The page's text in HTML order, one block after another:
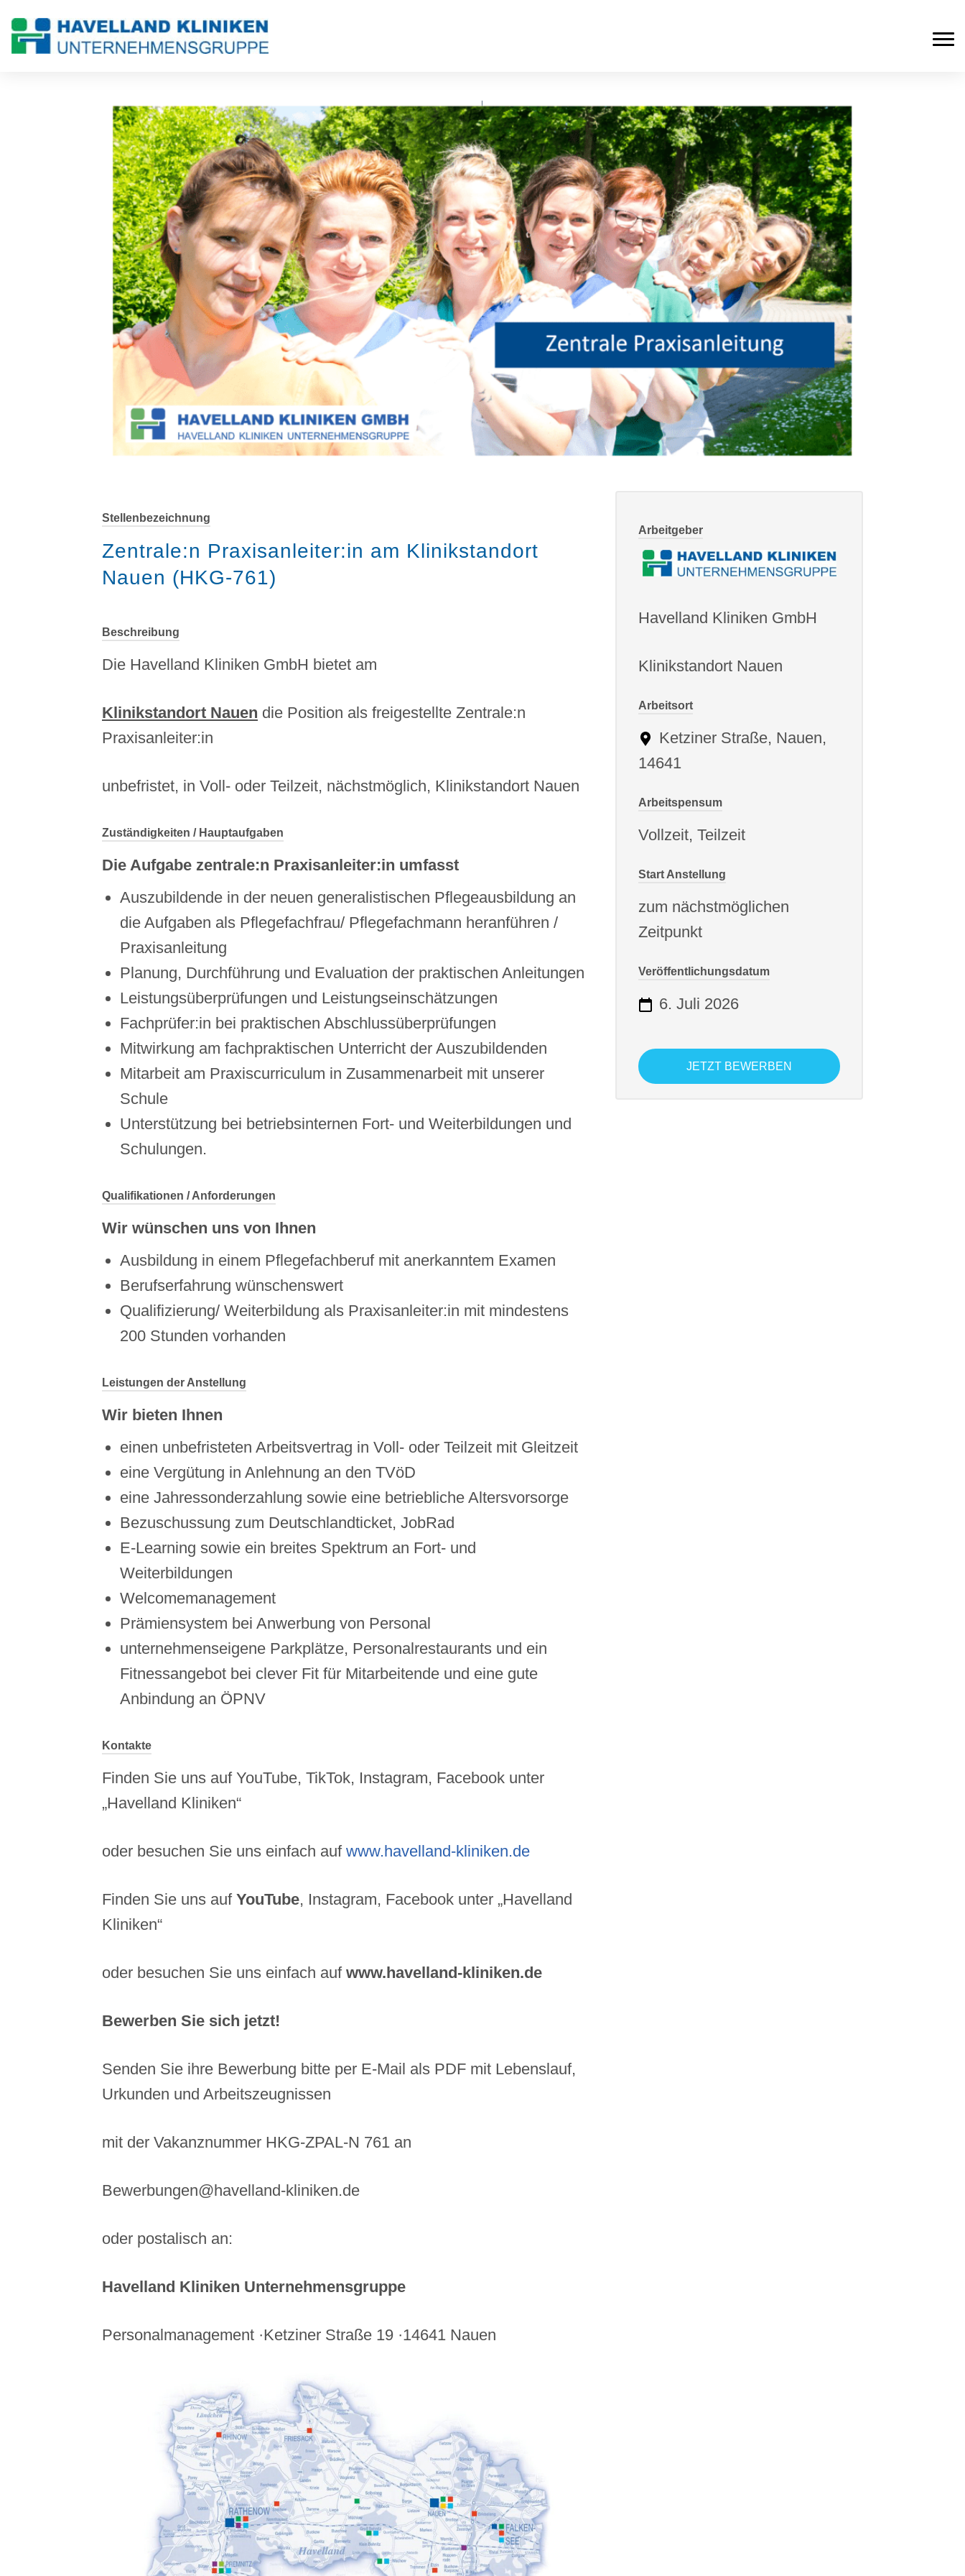
Stellenbezeichnung
Zentrale:n Praxisanleiter:in am Klinikstandort
Nauen (HKG-761)
Beschreibung
Die Havelland Kliniken GmbH bietet am
Klinikstandort Nauen die Position als freigestellte Zentrale:n
Praxisanleiter:in
unbefristet, in Voll- oder Teilzeit, nächstmöglich, Klinikstandort Nauen
Zuständigkeiten / Hauptaufgaben
Die Aufgabe zentrale:n Praxisanleiter:in umfasst
Auszubildende in der neuen generalistischen Pflegeausbildung an
die Aufgaben als Pflegefachfrau/ Pflegefachmann heranführen /
Praxisanleitung
Planung, Durchführung und Evaluation der praktischen Anleitungen
Leistungsüberprüfungen und Leistungseinschätzungen
Fachprüfer:in bei praktischen Abschlussüberprüfungen
Mitwirkung am fachpraktischen Unterricht der Auszubildenden
Mitarbeit am Praxiscurriculum in Zusammenarbeit mit unserer
Schule
Unterstützung bei betriebsinternen Fort- und Weiterbildungen und
Schulungen.
Qualifikationen / Anforderungen
Wir wünschen uns von Ihnen
Ausbildung in einem Pflegefachberuf mit anerkanntem Examen
Berufserfahrung wünschenswert
Qualifizierung/ Weiterbildung als Praxisanleiter:in mit mindestens
200 Stunden vorhanden
Leistungen der Anstellung
Wir bieten Ihnen
einen unbefristeten Arbeitsvertrag in Voll- oder Teilzeit mit Gleitzeit
eine Vergütung in Anlehnung an den TVöD
eine Jahressonderzahlung sowie eine betriebliche Altersvorsorge
Bezuschussung zum Deutschlandticket, JobRad
E-Learning sowie ein breites Spektrum an Fort- und
Weiterbildungen
Welcomemanagement
Prämiensystem bei Anwerbung von Personal
unternehmenseigene Parkplätze, Personalrestaurants und ein
Fitnessangebot bei clever Fit für Mitarbeitende und eine gute
Anbindung an ÖPNV
Kontakte
Finden Sie uns auf YouTube, TikTok, Instagram, Facebook unter
„Havelland Kliniken“
oder besuchen Sie uns einfach auf www.havelland-kliniken.de
Finden Sie uns auf YouTube, Instagram, Facebook unter „Havelland
Kliniken“
oder besuchen Sie uns einfach auf www.havelland-kliniken.de
Bewerben Sie sich jetzt!
Senden Sie ihre Bewerbung bitte per E-Mail als PDF mit Lebenslauf,
Urkunden und Arbeitszeugnissen
mit der Vakanznummer HKG-ZPAL-N 761 an
Bewerbungen@havelland-kliniken.de
oder postalisch an:
Havelland Kliniken Unternehmensgruppe
Personalmanagement ·Ketziner Straße 19 ·14641 Nauen
Arbeitgeber
Havelland Kliniken GmbH
Klinikstandort Nauen
Arbeitsort
Ketziner Straße, Nauen,
14641
Arbeitspensum
Vollzeit, Teilzeit
Start Anstellung
zum nächstmöglichen
Zeitpunkt
Veröffentlichungsdatum
6. Juli 2026
JETZT BEWERBEN